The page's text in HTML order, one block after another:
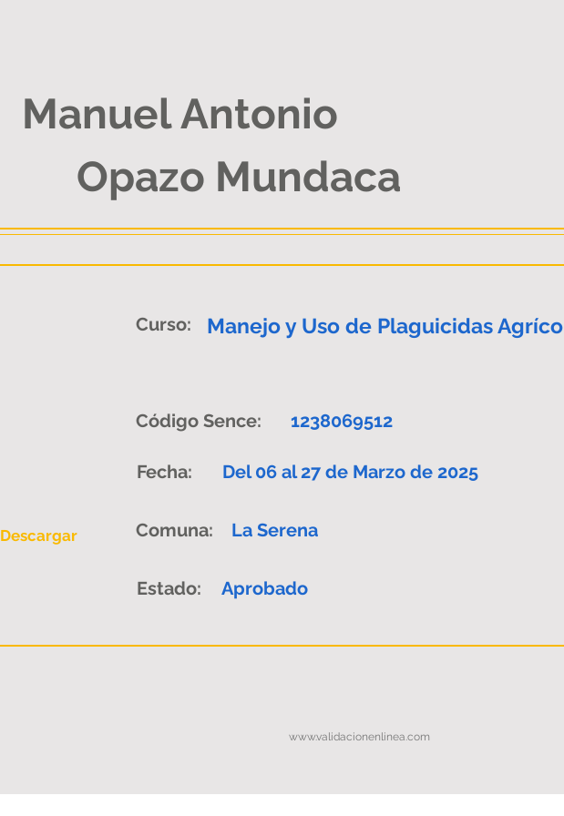
Opazo Mundaca
Manuel Antonio
Curso: Manejo y Uso de Plaguicidas
Código Sence: 1238069512
Fecha: Del 06 al 27 de Marzo de 2025
Descargar Comuna: La Serena
Estado: Aprobado
www.validacionenlinea.com